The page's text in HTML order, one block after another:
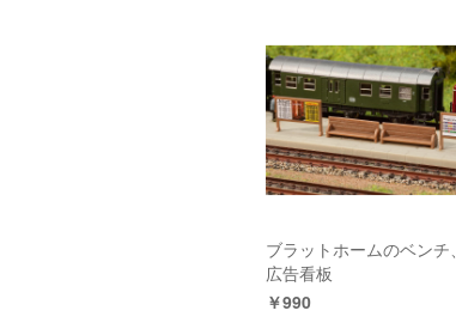
ブラットホームのベンチ、
広告看板
￥990